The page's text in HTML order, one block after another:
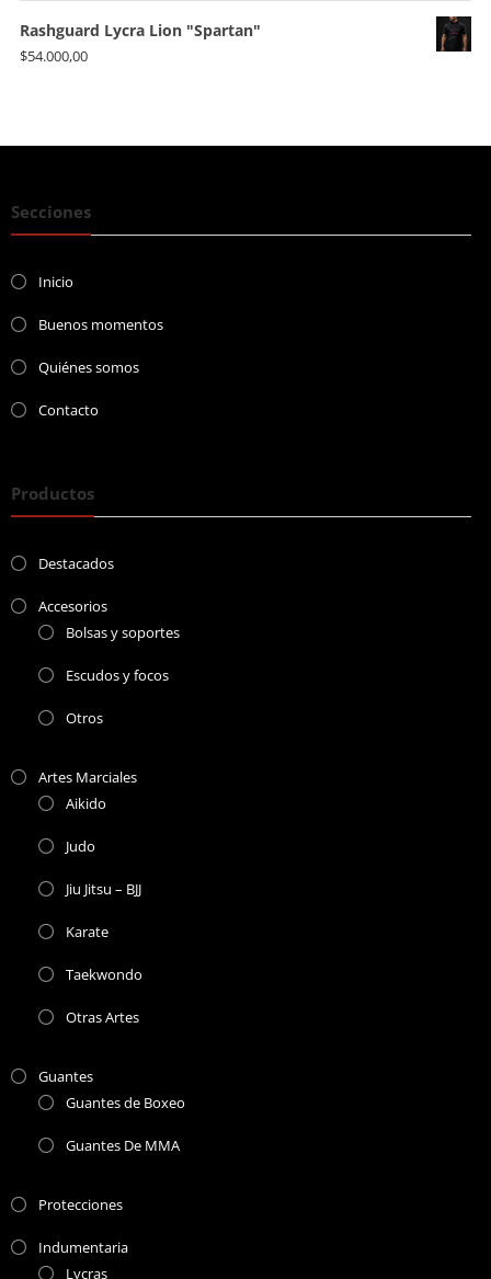
Rashguard Lycra Lion "Spartan"
$54.000,00
Secciones
Inicio
Buenos momentos
Quiénes somos
Contacto
Productos
Destacados
Accesorios
Bolsas y soportes
Escudos y focos
Otros
Artes Marciales
Aikido
Judo
Jiu Jitsu – BJJ
Karate
Taekwondo
Otras Artes
Guantes
Guantes de Boxeo
Guantes De MMA
Protecciones
Indumentaria
Lycras